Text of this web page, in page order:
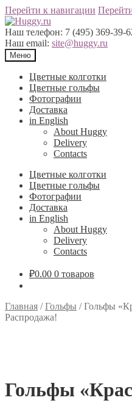
Перейти к навигации
Наш телефон: 7 (495) 369-39-
Наш email: site@huggy.ru
Меню
Цветные колготки
Цветные гольфы
Фотографии
Доставка
in English
About Huggy
Delivery
Contacts
Цветные колготки
Цветные гольфы
Фотографии
Доставка
in English
About Huggy
Delivery
Contacts
₽0.00 0 товаров
Главная /Гольфы /Гольфы
Распродажа!
Гольфы